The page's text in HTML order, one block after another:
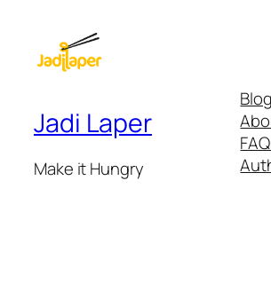
Jadi Laper
Make it Hungry
Blog